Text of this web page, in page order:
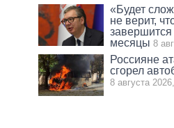
«Будет
не верит,
месяцы 8
Россияне
сгорел
8 августа